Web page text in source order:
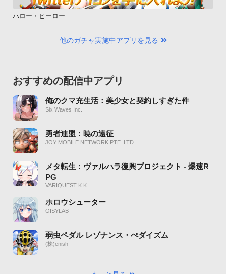
ハロー・ヒーロー
他のガチャ実施中アプリを見る
おすすめの配信中アプリ
俺のクマ充生活：美少女と契約しすぎた件
Six Waves Inc.
勇者連盟：暁の遠征
JOY MOBILE NETWORK PTE. LTD.
メタ転生：ヴァルハラ復興プロジェクト - 爆速R
PG
VARIQUEST K K
ホロウシューター
OISYLAB
弱虫ペダル レゾナンス・ぺダイズム
(株)enish